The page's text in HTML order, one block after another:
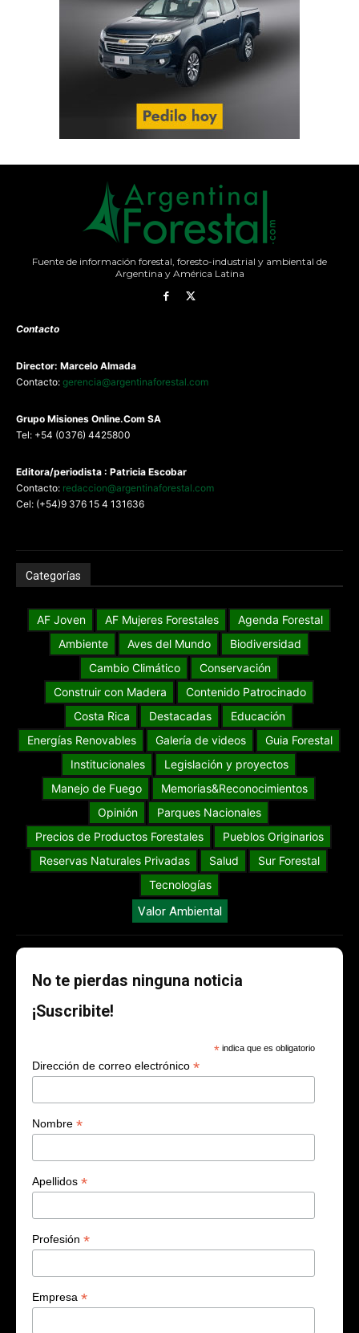
Fuente de información forestal, foresto-industrial y ambiental de
Argentina y América Latina
Contacto
Director: Marcelo Almada
Contacto: gerencia@argentinaforestal.com
Grupo Misiones Online.Com SA
Tel: +54 (0376) 4425800
Editora/periodista : Patricia Escobar
Contacto: redaccion@argentinaforestal.com
Cel: (+54)9 376 15 4 131636
Categorías
AF Joven AF Mujeres Forestales
Agenda Forestal
Ambiente
Aves del Mundo
Biodiversidad
Cambio Climático
Conservación
Construir con Madera
Contenido Patrocinado
Costa Rica
Destacadas
Educación
Energías Renovables
Galería de videos
Guia Forestal
Institucionales
Legislación y proyectos
Manejo de Fuego
Memorias&Reconocimientos
Opinión
Parques Nacionales
Precios de Productos Forestales
Pueblos Originarios
Reservas Naturales Privadas
Salud
Sur Forestal
Tecnologías
Valor Ambiental
No te pierdas ninguna noticia
¡Suscribite!
* indica que es obligatorio
Dirección de correo electrónico *
Nombre *
Apellidos *
Profesión *
Empresa *